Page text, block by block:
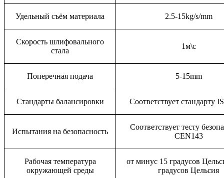
Удельный съём материала 2.5-15kg/s/mm
Скорость шлифовального
стала
1м\с
Поперечная подача 5-15mm
Стандарты балансировки Соответствует стандарту
Испытания на безопасность
Соответствует тесту
CEN143
Рабочая температура
окружающей среды
от минус 15 градусов
градусов Цельсия